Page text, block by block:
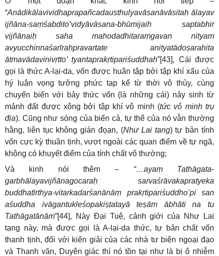
“Anādikālavividhaprapañcadausthulyavāsanāvāsitaḥ ālayav
ijñāna-saṃśabdito’vidyāvāsana-bhūmijaih saptabhir
vijñānaiḥ saha mahodadhitaraṃgavan nityam
avyucchinnaśarīraḥpravartate anityatādoṣarahita
ātmavādavinivṛtto’ tyantaprakṛtipariśuddhaḥ”[43], Cái được
gọi là thức A-lại-da, vốn được huân tập bởi tập khí xấu của
hý luận vọng tưởng phức tạp kể từ thời vô thủy, cùng
chuyển biến với bảy thức vốn (là những cái) nảy sinh từ
mảnh đất được xông bởi tập khí vô minh (tức vô minh trụ
địa). Cũng như sóng của biển cả, tự thể của nó vẫn thường
hằng, liên tục không gián đọạn, (Như Lai tạng) tự bản tính
vốn cực kỳ thuần tịnh, vượt ngoài các quan điểm về tự ngã,
không có khuyết điểm của tính chất vô thường;
Và kinh nói thêm – “…ayaṃ Tathāgata-
garbhālayavijñānagocaraḥ sarvaśrāvakapratyeka
buddhatīrthya-vitarkadarśanānāṃ prakṛtipariśuddho’pi san
aśuddha ivāgantukleśopakiṣṭatayā teṣām ābhāti na tu
Tathāgatānām”[44], Này Đại Tuệ, cảnh giới của Như Lai
tạng này, mà được gọi là A-lại-da thức, tự bản chất vốn
thanh tịnh, đối với kiến giải của các nhà tư biện ngoại đạo
và Thanh văn, Duyên giác thì nó tồn tại như là bị ô nhiễm